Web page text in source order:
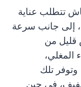
تتطلب عناية
إلى جانب سرعة
قليل من
المغلي،
تلك
في حين